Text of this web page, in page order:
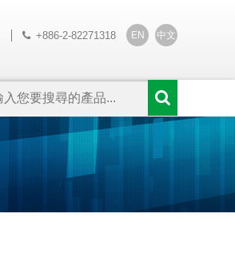
+886-2-82271318 EN 中文